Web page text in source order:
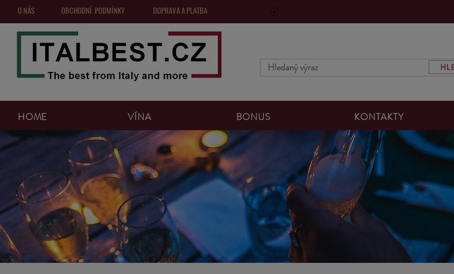
O NÁS OBCHODNÍ PODMÍNKY DOPRAVA A PLATBA
HOME VÍNA BONUS KONTAKTY